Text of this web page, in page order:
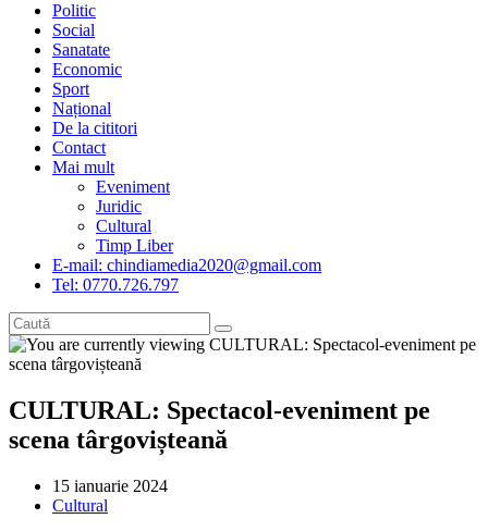
Politic
Social
Sanatate
Economic
Sport
Național
De la cititori
Contact
Mai mult
Eveniment
Juridic
Cultural
Timp Liber
E-mail: chindiamedia2020@gmail.com
Tel: 0770.726.797
CULTURAL: Spectacol-eveniment pe
scena târgovișteană
Post
published:
15 ianuarie 2024
Post
Cultural